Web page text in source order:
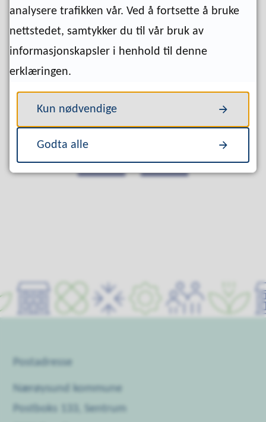
direkte til Altinn og din digitale postkasse (dvs Digipost eller
e-Boks, hvis du har registrert en slik).
kommunen svare deg via vanlig brevpost.
https://svarut.ks.no/edialog/mottaker/921785410
Fant du det du lette etter?
Ja Nei
Postadresse
Nærøysund kommune
Postboks 133, Sentrum
analysere trafikken vår. Ved å fortsette å bruke
nettstedet, samtykker du til vår bruk av
informasjonskapsler i henhold til denne
erklæringen.
Kun nødvendige
Godta alle